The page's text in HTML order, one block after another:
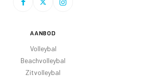
AANBOD
Volleybal
Beachvolleybal
Zitvolleybal